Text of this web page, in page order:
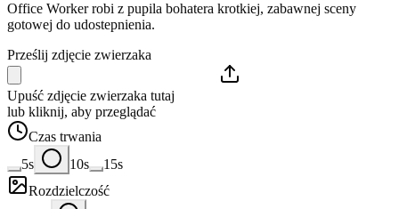
Office Worker robi z pupila bohatera krotkiej, zabawnej sceny
gotowej do udostepnienia.
Prześlij zdjęcie zwierzaka
Upuść zdjęcie zwierzaka tutaj
lub kliknij, aby przeglądać
Czas trwania
5s
10s
15s
Rozdzielczość